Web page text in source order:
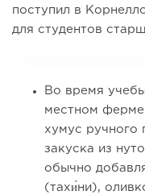
поступил в
для студентов
Во время
местном
хумус ручного
закуска из
обычно
(тахи́ни),